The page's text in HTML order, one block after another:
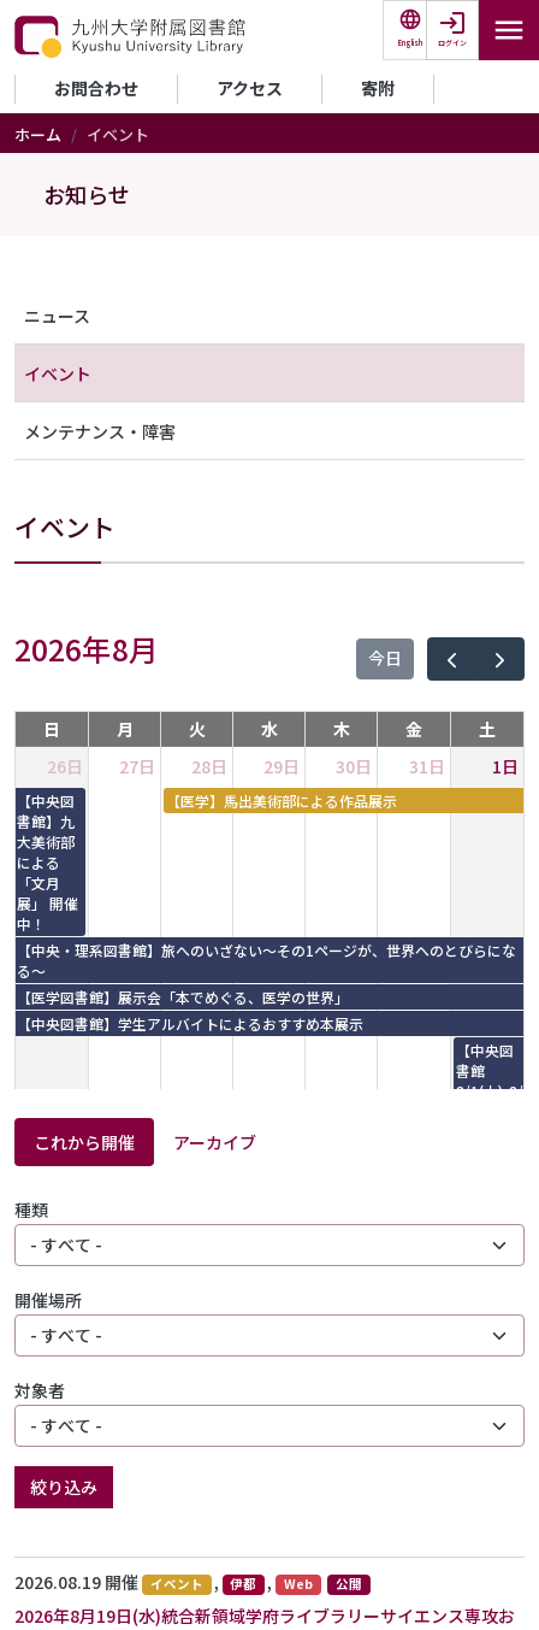
メインコンテンツに移動
English ログイン
セカンダリーメニュー
お問合わせ アクセス 寄附
ホーム イベント
お知らせ
イベント
2026年8月 今日
日 月 火 水 木 金
土
26日
【中央図
書館】九
大美術部
による
「文月
展」 開催
中！
【中央・理系図書館】旅へのいざない～その1ページが、世界へのとびらにな
る～
【医学図書館】展示会「本でめぐる、医学の世界」
【中央図書館】学生アルバイトによるおすすめ本展示
27日 28日
【医学】馬出美術部による作品展示
29日 30日 31日 1日
【中央図
書館
8/1(土)-8/2(
2026年度
ス：附属
図書館で
の対面企
2日
【中央・理系図書館】旅へのいざない～その1ページが、世界へのとびらにな
【医学図書館】展示会「本でめぐる、医学の世界」
【医学】
馬出美術
部による
作品展示
8日
これから開催 アーカイブ
種類
開催場所
対象者
絞り込み
2026.08.19 開催 イベント , 伊都 , Web 公開
2026年8月19日(水)統合新領域学府ライブラリーサイエンス専攻お
ニュース
イベント
メンテナンス・障害